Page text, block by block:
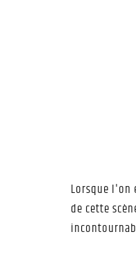
Lorsque l'on
de cette